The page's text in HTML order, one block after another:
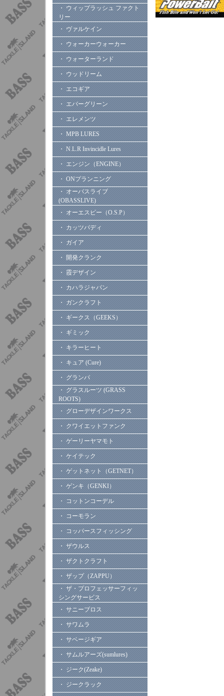
・ ウィップラッシュ ファクト
リー
・ ヴァルケイン
・ ウォーカーウォーカー
・ ウォーターランド
・ ウッドリーム
・ エコギア
・ エバーグリーン
・ エレメンツ
・ MPB LURES
・ N.L.R Invincidle Lures
・ エンジン（ENGINE）
・ ONプランニング
・ オーバスライブ
(OBASSLIVE)
・ オーエスピー（O.S.P）
・ カッツバディ
・ ガイア
・ 開発クランク
・ 霞デザイン
・ カハラジャパン
・ ガンクラフト
・ ギークス（GEEKS）
・ ギミック
・ キラーヒート
・ キュア (Cure)
・ グランパ
・ グラスルーツ (GRASS
ROOTS)
・ グローデザインワークス
・ クワイエットファンク
・ ゲーリーヤマモト
・ ケイテック
・ ゲットネット（GETNET）
・ ゲンキ（GENKI）
・ コットンコーデル
・ コーモラン
・ コッパースフィッシング
・ ザウルス
・ ザクトクラフト
・ ザップ（ZAPPU）
・ ザ・プロフェッサーフィッ
シングサービス
・ サニーブロス
・ サワムラ
・ サベージギア
・ サムルアーズ(sumlures)
・ ジーク(Zeake)
・ ジークラック